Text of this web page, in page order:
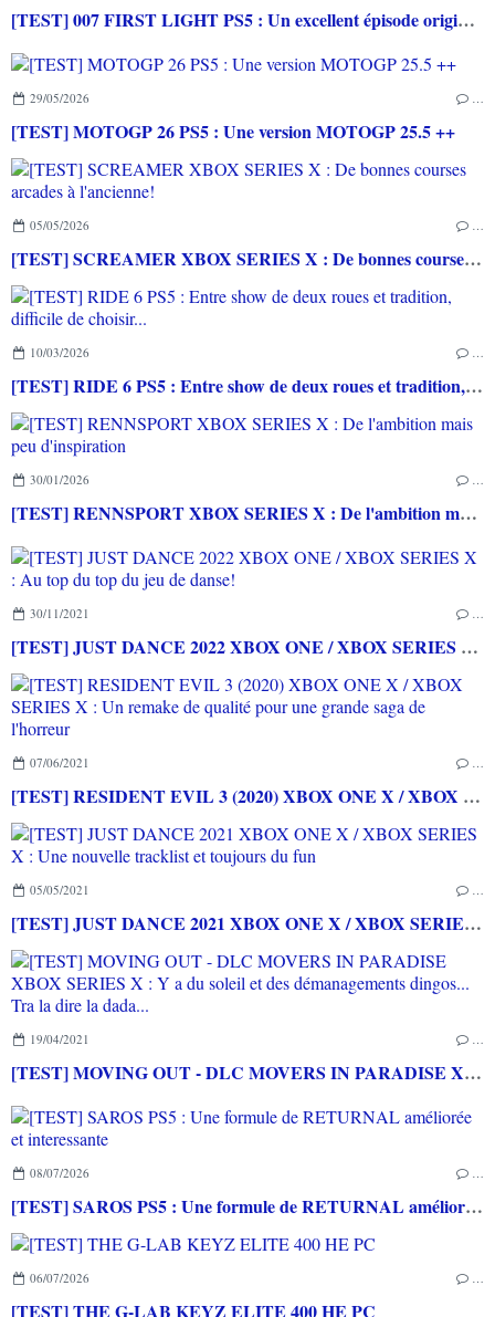
[TEST] 007 FIRST LIGHT PS5 : Un excellent épisode original de James Bond avec le savoir-faire de IO INTERACTIVE
29/05/2026
[TEST] MOTOGP 26 PS5 : Une version MOTOGP 25.5 ++
05/05/2026
[TEST] SCREAMER XBOX SERIES X : De bonnes courses arcades à l'ancienne!
10/03/2026
[TEST] RIDE 6 PS5 : Entre show de deux roues et tradition, difficile de choisir...
30/01/2026
[TEST] RENNSPORT XBOX SERIES X : De l'ambition mais peu d'inspiration
30/11/2021
[TEST] JUST DANCE 2022 XBOX ONE / XBOX SERIES X : Au top du top du jeu de danse!
07/06/2021
[TEST] RESIDENT EVIL 3 (2020) XBOX ONE X / XBOX SERIES X : Un remake de qualité pour une grande saga de l'horreur
05/05/2021
[TEST] JUST DANCE 2021 XBOX ONE X / XBOX SERIES X : Une nouvelle tracklist et toujours du fun
19/04/2021
[TEST] MOVING OUT - DLC MOVERS IN PARADISE XBOX SERIES X : Y a du soleil et des démanagements dingos... Tra la dire la dada...
08/07/2026
[TEST] SAROS PS5 : Une formule de RETURNAL améliorée et interessante
06/07/2026
[TEST] THE G-LAB KEYZ ELITE 400 HE PC